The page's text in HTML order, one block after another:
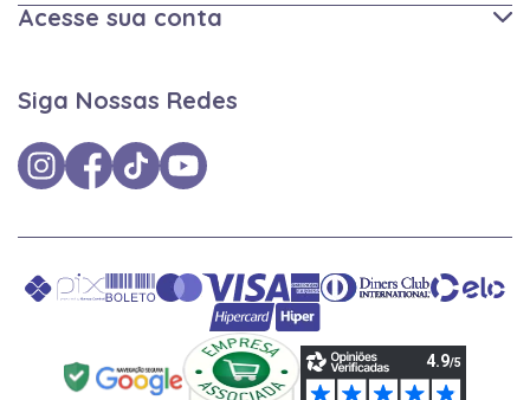
Acesse sua conta
Siga Nossas Redes